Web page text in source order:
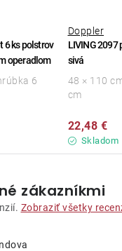
6 ks polstrov
operadlom
6
LIVING 2097
sivá
Doppler
Skladom
22,48 €
48 × 110
cm
zákazníkmi
Zobraziť všetky